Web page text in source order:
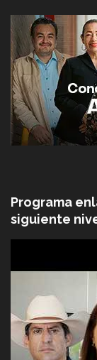
Programa
siguiente